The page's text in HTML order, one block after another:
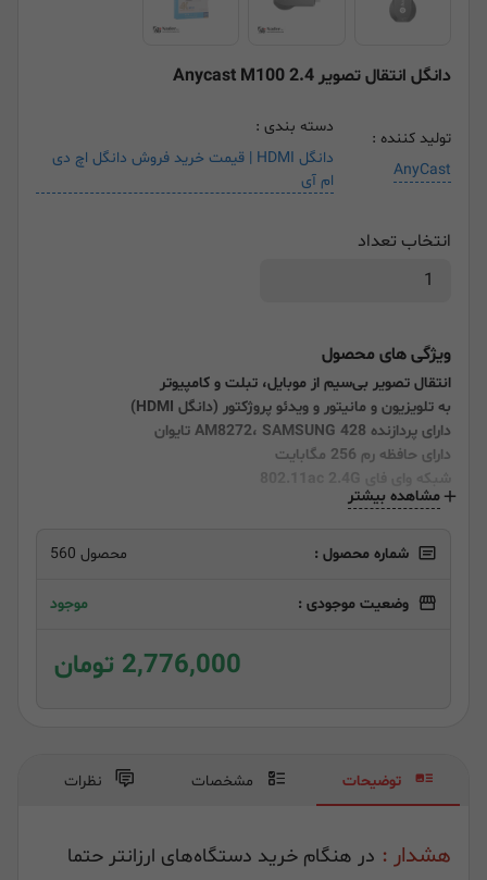
دانگل انتقال تصویر 2.4 Anycast M100
تولید کننده :
AnyCast
دسته بندی :
دانگل HDMI | قیمت خرید فروش دانگل اچ دی
ام آی
انتخاب تعداد
ویژگی های محصول
انتقال تصویر بی‌سیم از موبایل، تبلت و کامپیوتر
به تلویزیون و مانیتور و ویدئو پروژکتور (دانگل HDMI)
دارای پردازنده
AM8272، SAMSUNG 428 تایوان
دارای حافظه رم 256 مگابایت
مشاهده بیشتر
شماره محصول : محصول 560
وضعیت موجودی : موجود
2,776,000 تومان
هشدار : در هنگام خرید دستگاه‌های ارزانتر حتما